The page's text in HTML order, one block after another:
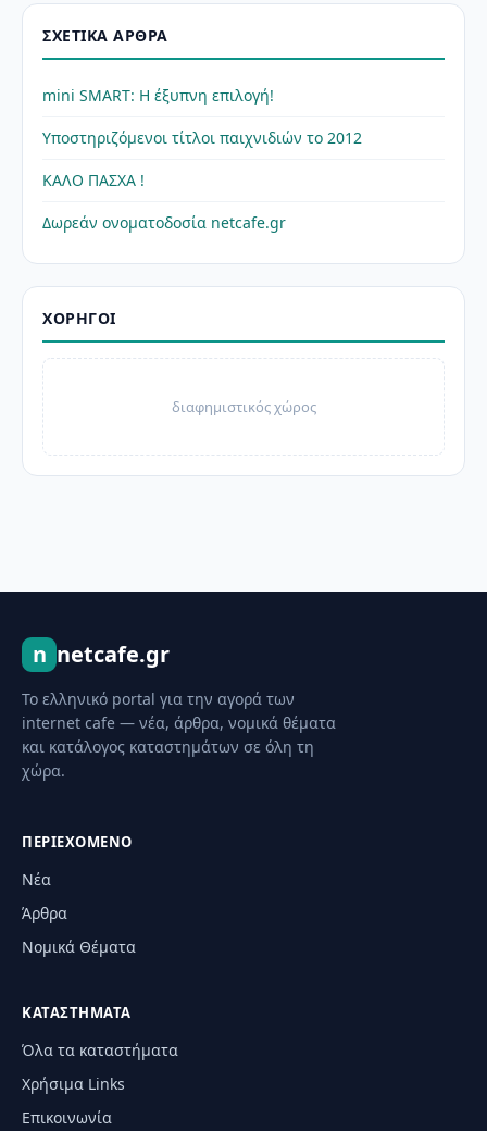
ΣΧΕΤΙΚΆ ΆΡΘΡΑ
mini SMART: Η έξυπνη επιλογή!
Υποστηριζόμενοι τίτλοι παιχνιδιών το 2012
ΚΑΛΟ ΠΑΣΧΑ !
Δωρεάν ονοματοδοσία netcafe.gr
ΧΟΡΗΓΟΊ
διαφημιστικός χώρος
n netcafe.gr
Το ελληνικό portal για την αγορά των
internet cafe — νέα, άρθρα, νομικά θέματα
και κατάλογος καταστημάτων σε όλη τη
χώρα.
ΠΕΡΙΕΧΌΜΕΝΟ
Νέα
Άρθρα
Νομικά Θέματα
ΚΑΤΑΣΤΉΜΑΤΑ
Όλα τα καταστήματα
Χρήσιμα Links
Επικοινωνία